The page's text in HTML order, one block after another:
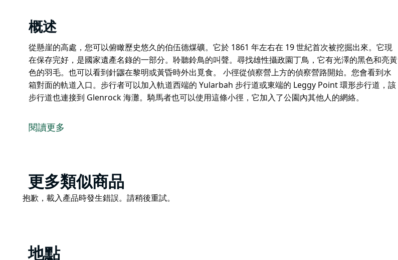
概述
從懸崖的高處，您可以俯瞰歷史悠久的伯伍德煤礦。它於 1861 年左右在 19 世紀首次被挖掘出來。它現
在保存完好，是國家遺產名錄的一部分。聆聽鈴鳥的叫聲。尋找雄性攝政園丁鳥，它有光澤的黑色和亮黃
色的羽毛。也可以看到針鼴在黎明或黃昏時外出覓食。 小徑從偵察營上方的偵察營路開始。您會看到水
箱對面的軌道入口。步行者可以加入軌道西端的 Yularbah 步行道或東端的 Leggy Point 環形步行道，該
步行道也連接到 Glenrock 海灘。騎馬者也可以使用這條小徑，它加入了公園內其他人的網絡。
在保存完好，是國家遺產名錄的一部分。聆聽鈴鳥的叫聲。尋找雄性攝政園丁鳥，它有光澤的黑色和亮黃
色的羽毛。也可以看到針鼴在黎明或黃昏時外出覓食。
使用這條小徑，它加入了公園內其他人的網絡。
閱讀更多
Product
List
更多類似商品
Product
抱歉，載入產品時發生錯誤。請稍後重試。
地點